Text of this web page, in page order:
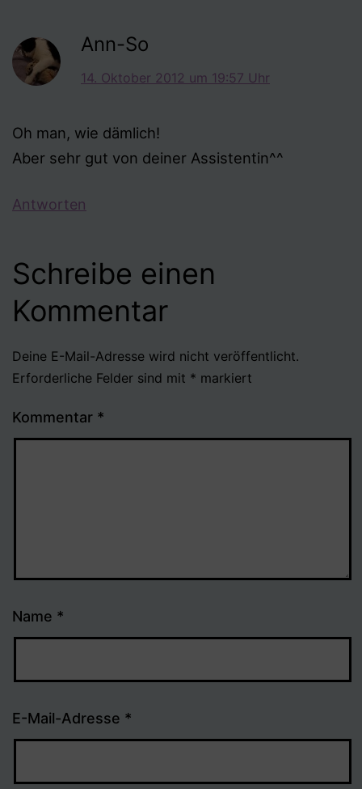
Ann-So
14. Oktober 2012 um 19:57 Uhr
Oh man, wie dämlich!
Aber sehr gut von deiner Assistentin^^
Antworten
Schreibe einen
Kommentar
Deine E-Mail-Adresse wird nicht veröffentlicht.
Erforderliche Felder sind mit * markiert
Kommentar *
Name *
E-Mail-Adresse *